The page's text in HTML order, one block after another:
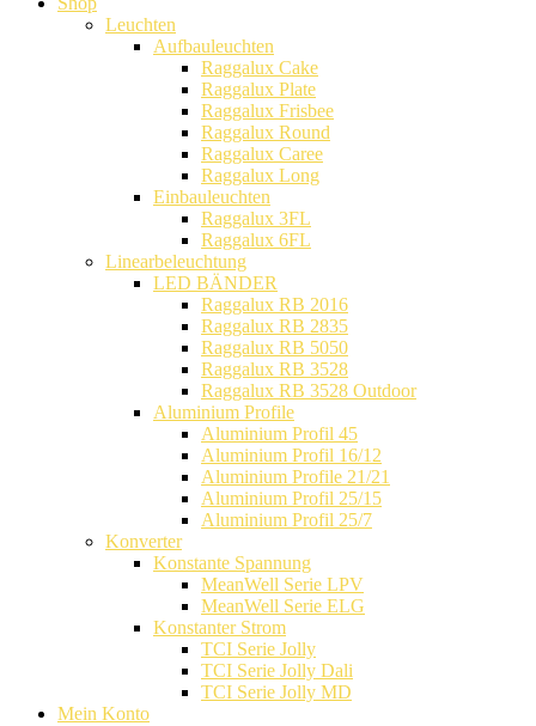
Leuchten
Aufbauleuchten
Raggalux Cake
Raggalux Plate
Raggalux Frisbee
Raggalux Round
Raggalux Caree
Raggalux Long
Einbauleuchten
Raggalux 3FL
Raggalux 6FL
Linearbeleuchtung
LED BÄNDER
Raggalux RB 2016
Raggalux RB 2835
Raggalux RB 5050
Raggalux RB 3528
Raggalux RB 3528 Outdoor
Aluminium Profile
Aluminium Profil 45
Aluminium Profil 16/12
Aluminium Profile 21/21
Aluminium Profil 25/15
Aluminium Profil 25/7
Konverter
Konstante Spannung
MeanWell Serie LPV
MeanWell Serie ELG
Konstanter Strom
TCI Serie Jolly
TCI Serie Jolly Dali
TCI Serie Jolly MD
Mein Konto